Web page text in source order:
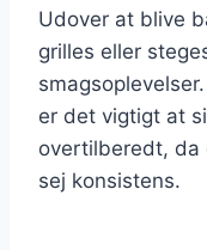
Udover at blive
grilles eller
er det vigtigt at
overtilberedt, da
sej konsistens.